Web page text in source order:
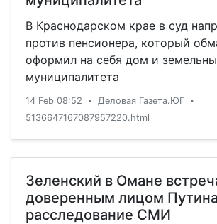
В Краснодарском крае в суд
против пенсионера, который
оформил на себя дом и
муниципалитета
14 Feb 08:52 • Деловая Газета.ЮГ •
5136647167087957220.html
Зеленский в Омане
доверенным лицом
расследование СМИ